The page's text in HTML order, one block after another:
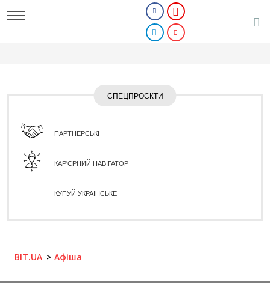
СПЕЦПРОЄКТИ
ПАРТНЕРСЬКІ
КАР'ЄРНИЙ НАВІГАТОР
КУПУЙ УКРАЇНСЬКЕ
BIT.UA Афіша